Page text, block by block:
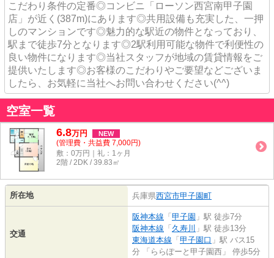
こだわり条件の定番◎コンビニ「ローソン西宮南甲子園
店」が近く(387m)にあります◎共用設備も充実した、一押
しのマンションです◎魅力的な駅近の物件となっており、
駅まで徒歩7分となります◎2駅利用可能な物件で利便性の
良い物件になります◎当社スタッフが地域の賃貸情報をご
提供いたします◎お客様のこだわりやご要望などございま
したら、お気軽に当社へお問い合わせください(^^)
空室一覧
6.8万円 NEW
(管理費・共益費 7,000円)
敷：0万円｜礼：1ヶ月
2階 / 2DK / 39.83㎡
所在地 兵庫県西宮市甲子園町
交通
阪神本線 「 甲子園 」駅 徒歩7分
阪神本線 「 久寿川 」駅 徒歩13分
東海道本線 「 甲子園口 」駅 バス15
分 「ららぽーと甲子園西」 停歩5分